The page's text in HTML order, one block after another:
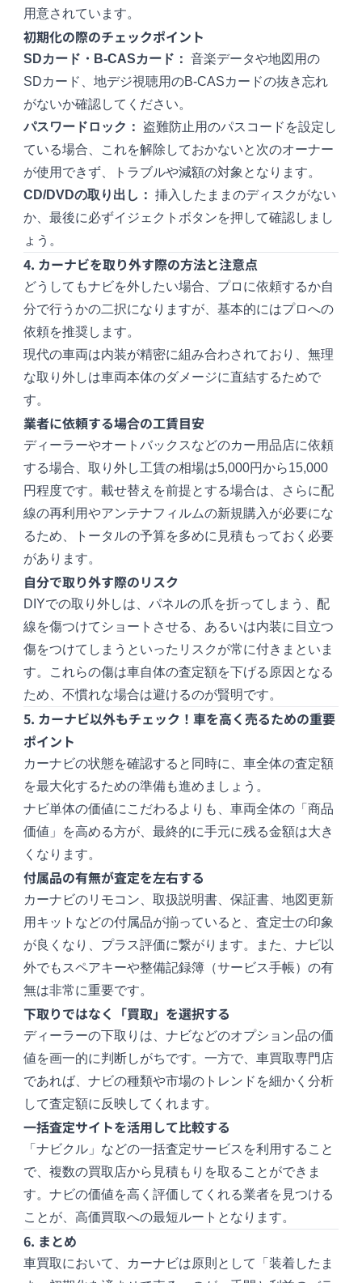
用意されています。
初期化の際のチェックポイント
SDカード・B-CASカード： 音楽データや地図用の
SDカード、地デジ視聴用のB-CASカードの抜き忘れ
がないか確認してください。
パスワードロック：
盗難防止用のパスコードを設定し
ている場合、これを解除しておかないと次のオーナー
が使用できず、トラブルや減額の対象となります。
CD/DVDの取り出し： 挿入したままのディスクがない
か、最後に必ずイジェクトボタンを押して確認しまし
ょう。
4. カーナビを取り外す際の方法と注意点
どうしてもナビを外したい場合、プロに依頼するか自
分で行うかの二択になりますが、基本的にはプロへの
依頼を推奨します。
現代の車両は内装が精密に組み合わされており、無理
な取り外しは車両本体のダメージに直結するためで
す。
業者に依頼する場合の工賃目安
ディーラーやオートバックスなどのカー用品店に依頼
する場合、取り外し工賃の相場は5,000円から15,000
円程度です。載せ替えを前提とする場合は、さらに配
線の再利用やアンテナフィルムの新規購入が必要にな
るため、トータルの予算を多めに見積もっておく必要
があります。
自分で取り外す際のリスク
DIYでの取り外しは、パネルの爪を折ってしまう、配
線を傷つけてショートさせる、あるいは内装に目立つ
傷をつけてしまうといったリスクが常に付きまといま
す。これらの傷は車自体の査定額を下げる原因となる
ため、不慣れな場合は避けるのが賢明です。
5. カーナビ以外もチェック！車を高く売るための重要
ポイント
カーナビの状態を確認すると同時に、車全体の査定額
を最大化するための準備も進めましょう。
ナビ単体の価値にこだわるよりも、車両全体の「商品
価値」を高める方が、最終的に手元に残る金額は大き
くなります。
付属品の有無が査定を左右する
カーナビのリモコン、取扱説明書、保証書、地図更新
用キットなどの付属品が揃っていると、査定士の印象
が良くなり、プラス評価に繋がります。また、ナビ以
外でもスペアキーや整備記録簿（サービス手帳）の有
無は非常に重要です。
下取りではなく「買取」を選択する
ディーラーの下取りは、ナビなどのオプション品の価
値を画一的に判断しがちです。一方で、車買取専門店
であれば、ナビの種類や市場のトレンドを細かく分析
して査定額に反映してくれます。
一括査定サイトを活用して比較する
「ナビクル」などの一括査定サービスを利用すること
で、複数の買取店から見積もりを取ることができま
す。ナビの価値を高く評価してくれる業者を見つける
ことが、高価買取への最短ルートとなります。
6. まとめ
車買取において、カーナビは原則として「装着したま